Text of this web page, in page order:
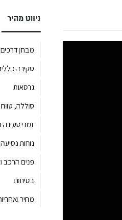
ניווט מהיר
מבחן דרכים
סקירה
גרסאות
סוללה,
זמני טעינה
נוחות
פנים הרכב
בטיחות
מחיר